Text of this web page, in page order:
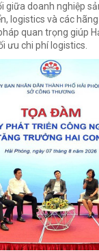
giữa doanh nghiệp
logistics và các
quan trọng giúp
ưu chi phí logistics.